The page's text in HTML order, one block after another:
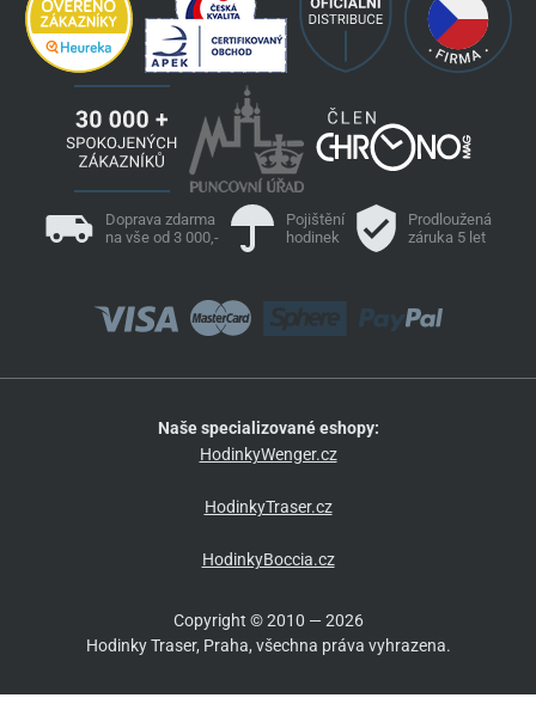
Doprava zdarma
na vše od 3 000,-
Pojištění
hodinek
Prodloužená
záruka 5 let
Naše specializované eshopy:
HodinkyWenger.cz
HodinkyTraser.cz
HodinkyBoccia.cz
Copyright © 2010 — 2026
Hodinky Traser, Praha, všechna práva vyhrazena.